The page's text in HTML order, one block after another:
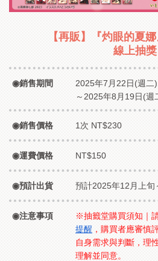
【再販】『灼眼的夏
線上抽獎
銷售期間
2025年7月22日(週二
～2025年8月19日(週
銷售價格 1次 NT$230
運費價格 NT$150
預計出貨 預計2025年12月上旬
注意事項 ※抽籤堂購買須知｜
提醒 ，購買者應審慎
自身需求與判斷，理
理解並同意。